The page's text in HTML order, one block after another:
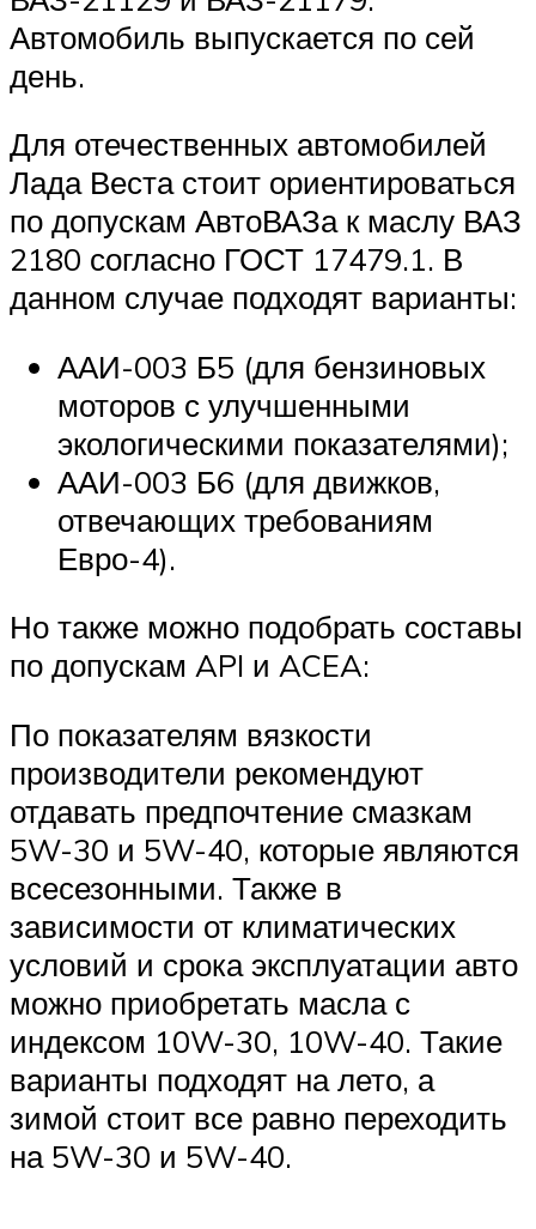
Автомобиль выпускается по сей
день.
Для отечественных автомобилей
Лада Веста стоит ориентироваться
по допускам АвтоВАЗа к маслу ВАЗ
2180 согласно ГОСТ 17479.1. В
данном случае подходят варианты:
ААИ-003 Б5 (для бензиновых
моторов с улучшенными
экологическими показателями);
ААИ-003 Б6 (для движков,
отвечающих требованиям
Евро-4).
Но также можно подобрать составы
по допускам API и ACEA:
По показателям вязкости
производители рекомендуют
отдавать предпочтение смазкам
5W-30 и 5W-40, которые являются
всесезонными. Также в
зависимости от климатических
условий и срока эксплуатации авто
можно приобретать масла с
индексом 10W-30, 10W-40. Такие
варианты подходят на лето, а
зимой стоит все равно переходить
на 5W-30 и 5W-40.